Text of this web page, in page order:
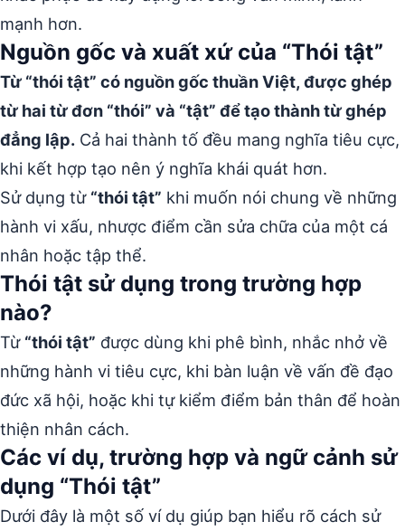
mạnh hơn.
Nguồn gốc và xuất xứ của “Thói tật”
Từ “thói tật” có nguồn gốc thuần Việt, được ghép
từ hai từ đơn “thói” và “tật” để tạo thành từ ghép
đẳng lập. Cả hai thành tố đều mang nghĩa tiêu cực,
khi kết hợp tạo nên ý nghĩa khái quát hơn.
Sử dụng từ “thói tật” khi muốn nói chung về những
hành vi xấu, nhược điểm cần sửa chữa của một cá
nhân hoặc tập thể.
Thói tật sử dụng trong trường hợp
nào?
Từ “thói tật” được dùng khi phê bình, nhắc nhở về
những hành vi tiêu cực, khi bàn luận về vấn đề đạo
đức xã hội, hoặc khi tự kiểm điểm bản thân để hoàn
thiện nhân cách.
Các ví dụ, trường hợp và ngữ cảnh sử
dụng “Thói tật”
Dưới đây là một số ví dụ giúp bạn hiểu rõ cách sử